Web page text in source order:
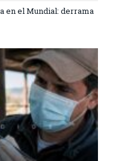
en el Mundial: derrama